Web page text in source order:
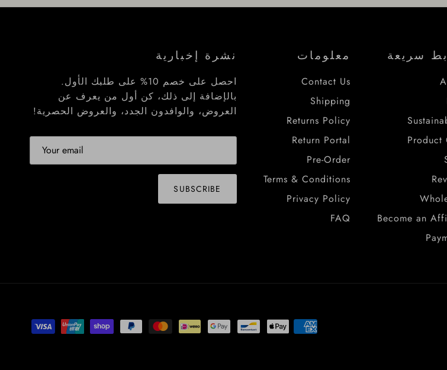
سريعة
Product
Become an
معلومات
Contact Us
Shipping
Returns Policy
Return Portal
Pre-Order
Terms & Conditions
Privacy Policy
FAQ
نشرة إخبارية
احصل على خصم 10% على طلبك الأول.
بالإضافة إلى ذلك، كن أول من يعرف عن
العروض، والوافدون الجدد، والعروض الحصرية!
SUBSCRIBE